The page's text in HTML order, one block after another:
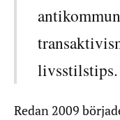
livsstilstips.
Redan 2009